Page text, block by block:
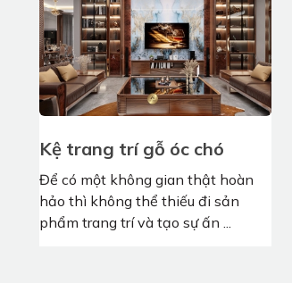
Kệ trang trí gỗ óc chó
Để có một không gian thật hoàn
hảo thì không thể thiếu đi sản
phẩm trang trí và tạo sự ấn ...